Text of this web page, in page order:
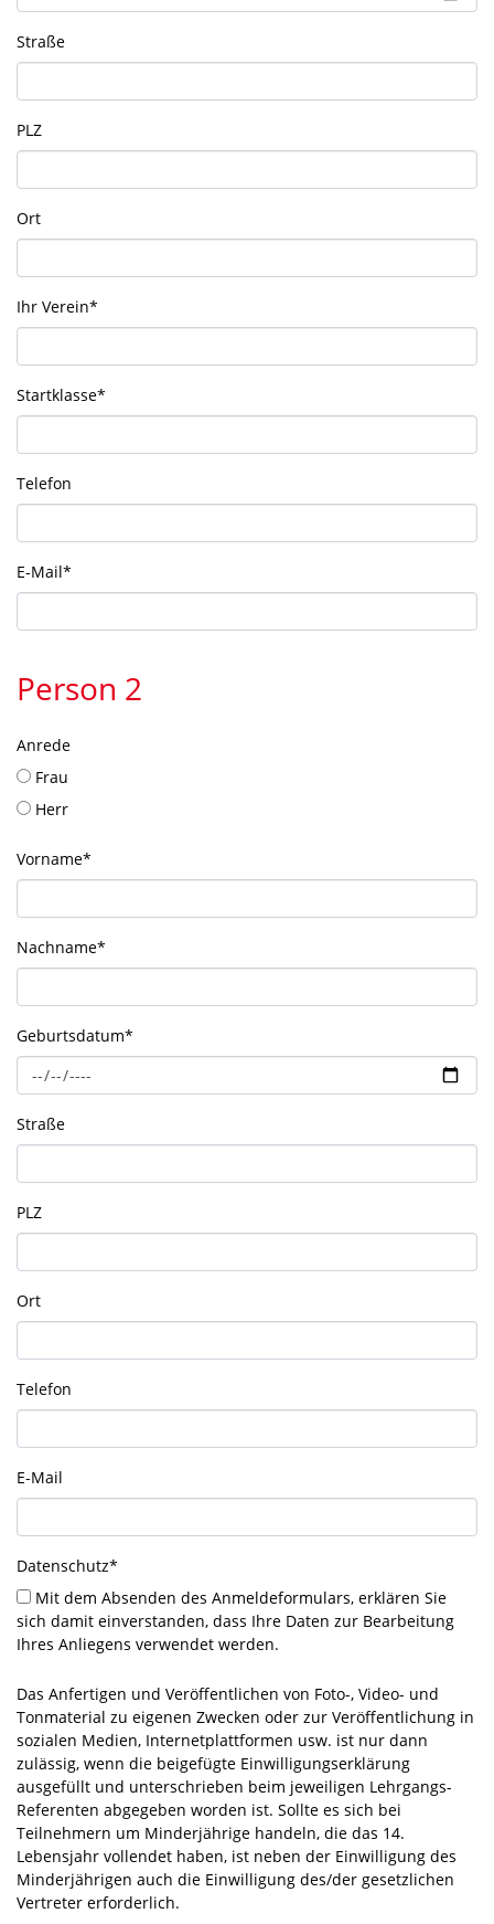
Straße
PLZ
Ort
Ihr Verein*
Startklasse*
Telefon
E-Mail*
Person 2
Anrede
Frau
Herr
Vorname*
Nachname*
Geburtsdatum*
Straße
PLZ
Ort
Telefon
E-Mail
Datenschutz*
sich damit einverstanden, dass Ihre Daten zur Bearbeitung
Ihres Anliegens verwendet werden.
Das Anfertigen und Veröffentlichen von Foto-, Video- und
Tonmaterial zu eigenen Zwecken oder zur Veröffentlichung in
sozialen Medien, Internetplattformen usw. ist nur dann
zulässig, wenn die beigefügte Einwilligungserklärung
ausgefüllt und unterschrieben beim jeweiligen Lehrgangs-
Referenten abgegeben worden ist. Sollte es sich bei
Teilnehmern um Minderjährige handeln, die das 14.
Lebensjahr vollendet haben, ist neben der Einwilligung des
Minderjährigen auch die Einwilligung des/der gesetzlichen
Vertreter erforderlich.